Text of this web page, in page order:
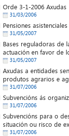
Orde 3-1-2006
31/03/2006
Pensiones
31/05/2007
Bases reguladoras de
actuación en favor de
31/05/2007
Axudas a entidades
produtos agrarios e
31/07/2006
Subvencións ás
31/07/2006
Subvencións para o
situación ou risco de
31/07/2006